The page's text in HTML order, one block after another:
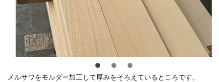
メルサワをモルダー加工して厚みをそろえているところです。